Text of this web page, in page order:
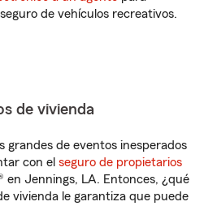
de vehículos recreativos.
de vivienda
grandes de eventos inesperados
con el seguro de propietarios
en Jennings, LA. Entonces, ¿qué
vivienda le garantiza que puede